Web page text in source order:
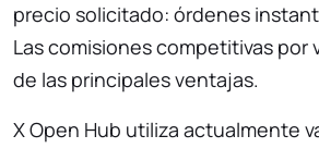
precio solicitado: órdenes
Las comisiones competitivas por
de las principales ventajas.
X Open Hub utiliza actualmente